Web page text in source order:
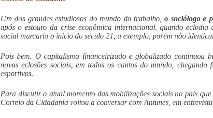
Um dos grandes estudiosos do mundo do trabalho,o sociólogo e
após o estouro da crise econômica internacional, quando
social marcaria o início do século 21, a exemplo, porém não
Pois bem. O capitalismo financeirizado e globalizado continuou
novas eclosões sociais, em todos os cantos do mundo,
esportivos.
Para discutir o atual momento das mobilizações sociais no país
Correio da Cidadania voltou a conversar com Antunes, em